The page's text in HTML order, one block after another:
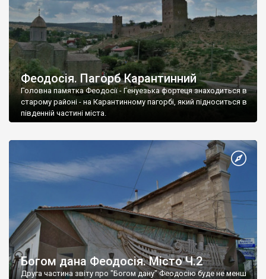
Феодосія. Пагорб Карантинний
Головна памятка Феодосії - Генуезька фортеця знаходиться в
старому районі - на Карантинному пагорбі, який підноситься в
південній частині міста.
Богом дана Феодосія. Місто Ч.2
Друга частина звіту про "Богом дану" Феодосію буде не менш